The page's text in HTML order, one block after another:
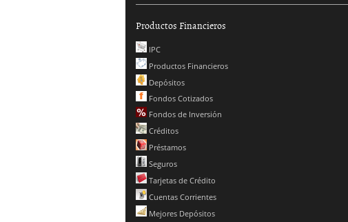
Productos Financieros
IPC
Productos Financieros
Depósitos
Fondos Cotizados
Fondos de Inversión
Créditos
Préstamos
Seguros
Tarjetas de Crédito
Cuentas Corrientes
Mejores Depósitos